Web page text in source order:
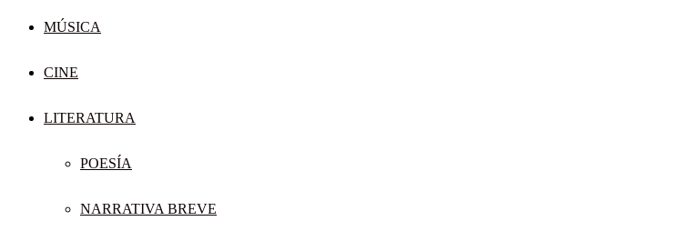
MÚSICA
CINE
LITERATURA
POESÍA
NARRATIVA BREVE